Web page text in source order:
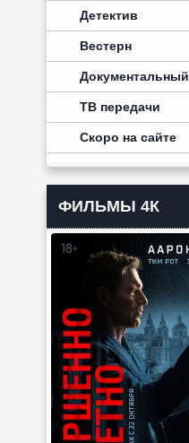
Детектив
Вестерн
Документальный
ТВ передачи
Скоро на сайте
ФИЛЬМЫ 4К